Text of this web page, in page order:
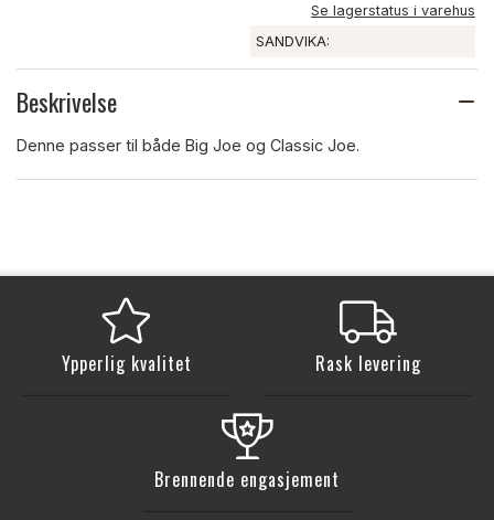
Se lagerstatus i varehus
SANDVIKA:
Beskrivelse
Denne passer til både Big Joe og Classic Joe.
Ypperlig kvalitet Rask levering
Brennende engasjement